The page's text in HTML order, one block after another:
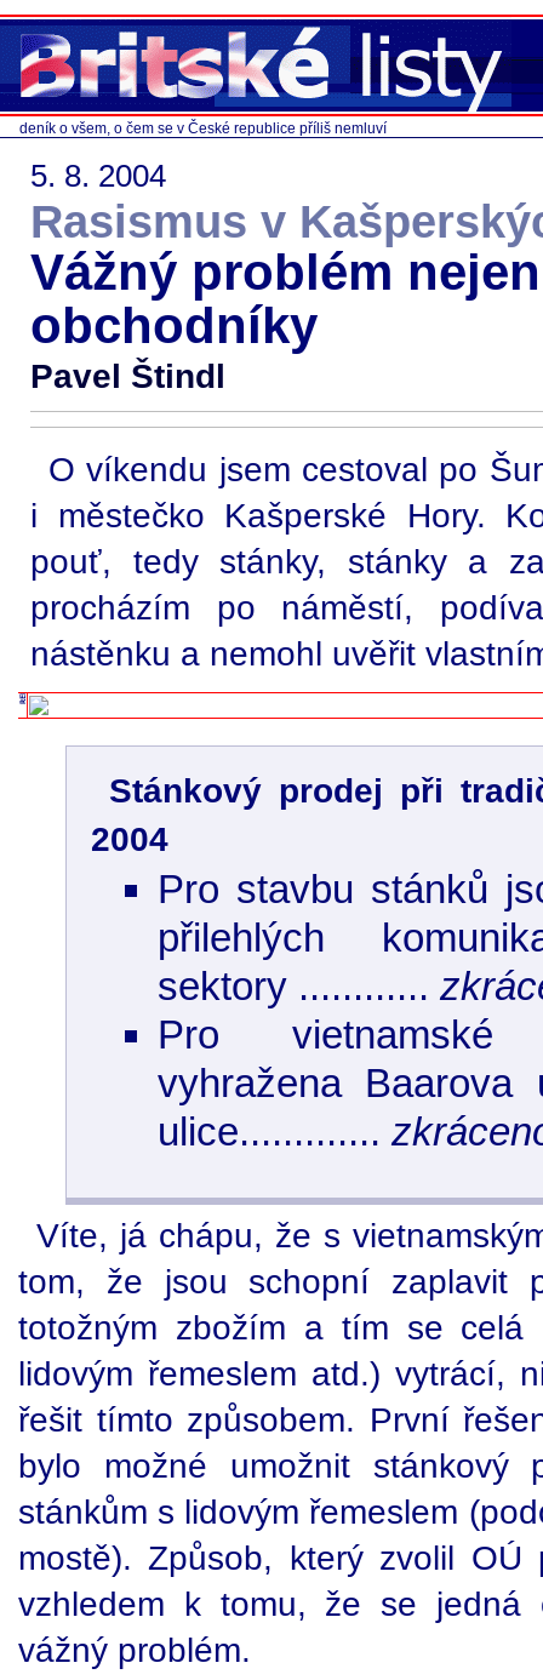
deník o všem, o čem se v České republice příliš nemluví
5. 8. 2004
Rasismus v
Vážný problém
obchodníky
Pavel Štindl
O víkendu jsem cestoval po
i městečko Kašperské Hory.
pouť, tedy stánky, stánky a
procházím po náměstí,
nástěnku a nemohl uvěřit
Stánkový prodej při
2004
Pro stavbu stánků
přilehlých
sektory ............
Pro
vyhražena Baarova
ulice.............
Víte, já chápu, že s
tom, že jsou schopní zaplavit
totožným zbožím a tím se celá
lidovým řemeslem atd.) vytrácí,
řešit tímto způsobem. První
bylo možné umožnit stánkový
stánkům s lidovým řemeslem
mostě). Způsob, který zvolil OÚ
vzhledem k tomu, že se jedná
vážný problém.